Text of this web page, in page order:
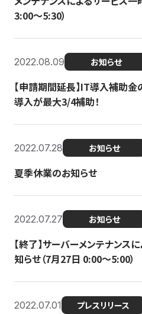
3:00〜5:30）
2022.08.09 お知らせ
【申請期間延長】IT導入補助
導入が最大3/4補助！
2022.07.28 お知らせ
夏季休業のお知らせ
2022.07.27 お知らせ
【終了】サーバーメンテナンス
知らせ（7月27日 0:00〜5:00）
2022.07.01 プレスリリース